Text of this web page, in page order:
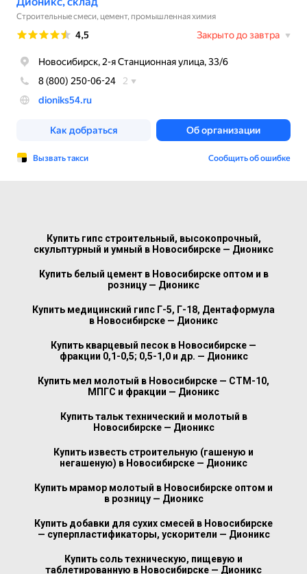
Купить гипс строительный, высокопрочный,
скульптурный и умный в Новосибирске — Дионикс
Купить белый цемент в Новосибирске оптом и в
розницу — Дионикс
Купить медицинский гипс Г-5, Г-18, Дентаформула
в Новосибирске — Дионикс
Купить кварцевый песок в Новосибирске —
фракции 0,1-0,5; 0,5-1,0 и др. — Дионикс
Купить мел молотый в Новосибирске — СТМ-10,
МПГС и фракции — Дионикс
Купить тальк технический и молотый в
Новосибирске — Дионикс
Купить известь строительную (гашеную и
негашеную) в Новосибирске — Дионикс
Купить мрамор молотый в Новосибирске оптом и
в розницу — Дионикс
Купить добавки для сухих смесей в Новосибирске
— суперпластификаторы, ускорители — Дионикс
Купить соль техническую, пищевую и
таблетированную в Новосибирске — Дионикс